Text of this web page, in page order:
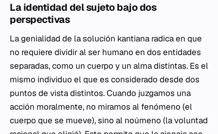
La identidad del sujeto bajo dos
perspectivas
La genialidad de la solución kantiana radica en que
no requiere dividir al ser humano en dos entidades
separadas, como un cuerpo y un alma distintas. Es el
mismo individuo el que es considerado desde dos
puntos de vista distintos. Cuando juzgamos una
acción moralmente, no miramos al fenómeno (el
cuerpo que se mueve), sino al noúmeno (la voluntad